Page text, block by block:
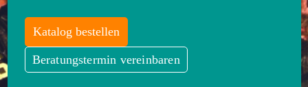
Katalog bestellen
Beratungstermin vereinbaren